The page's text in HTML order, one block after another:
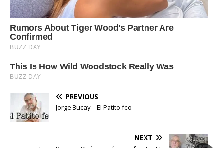
PREVIOUS
Jorge Bucay – El Patito feo
NEXT